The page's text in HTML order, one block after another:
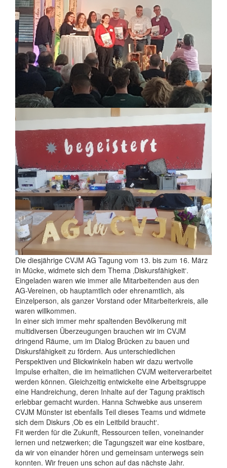
Die diesjährige CVJM AG Tagung vom 13. bis zum 16. März
in Mücke, widmete sich dem Thema ‚Diskursfähigkeit‘.
Eingeladen waren wie immer alle Mitarbeitenden aus den
AG-Vereinen, ob hauptamtlich oder ehrenamtlich, als
Einzelperson, als ganzer Vorstand oder Mitarbeiterkreis, alle
waren willkommen.
In einer sich immer mehr spaltenden Bevölkerung mit
multidiversen Überzeugungen brauchen wir im CVJM
dringend Räume, um im Dialog Brücken zu bauen und
Diskursfähigkeit zu fördern. Aus unterschiedlichen
Perspektiven und Blickwinkeln haben wir dazu wertvolle
Impulse erhalten, die im heimatlichen CVJM weiterverarbeitet
werden können. Gleichzeitig entwickelte eine Arbeitsgruppe
eine Handreichung, deren Inhalte auf der Tagung praktisch
erlebbar gemacht wurden. Hanna Schwebke aus unserem
CVJM Münster ist ebenfalls Teil dieses Teams und widmete
sich dem Diskurs ‚Ob es ein Leitbild braucht‘.
Fit werden für die Zukunft, Ressourcen teilen, voneinander
lernen und netzwerken; die Tagungszeit war eine kostbare,
da wir von einander hören und gemeinsam unterwegs sein
konnten. Wir freuen uns schon auf das nächste Jahr.